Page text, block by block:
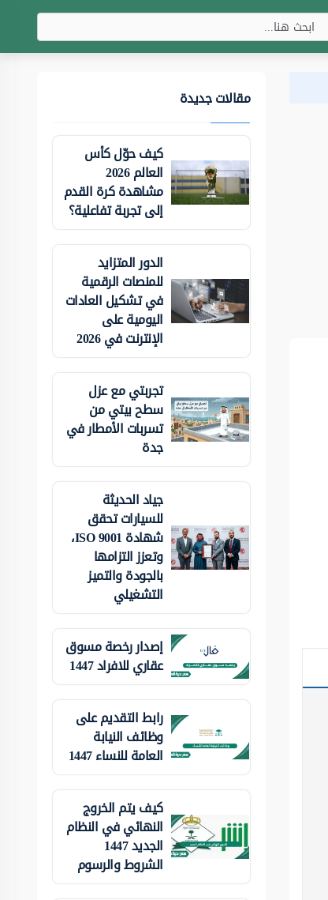
مقالات جديدة
كيف حوّل كأس
العالم 2026
مشاهدة كرة القدم
إلى تجربة تفاعلية؟
الدور المتزايد
للمنصات الرقمية
في تشكيل العادات
اليومية على
الإنترنت في 2026
تجربتي مع عزل
سطح بيتي من
تسربات الأمطار في
جدة
جياد الحديثة
للسيارات تحقق
شهادة ISO 9001،
وتعزز التزامها
بالجودة والتميز
التشغيلي
إصدار رخصة مسوق
عقاري للافراد 1447
رابط التقديم على
وظائف النيابة
العامة للنساء 1447
كيف يتم الخروج
النهائي في النظام
الجديد 1447
الشروط والرسوم